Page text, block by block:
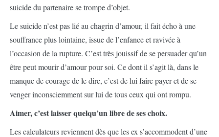
suicide du partenaire se trompe d’objet.
Le suicide n’est pas lié au chagrin d’amour, il fait écho à une
souffrance plus lointaine, issue de l’enfance et ravivée à
l’occasion de la rupture. C’est très jouissif de se persuader qu’un
être peut mourir d’amour pour soi. Ce dont il s’agit là, dans le
manque de courage de le dire, c’est de lui faire payer et de se
venger inconsciemment sur lui de tous ceux qui ont rompu.
Aimer, c’est laisser quelqu’un libre de ses choix.
Les calculateurs reviennent dès que les ex s’accommodent d’une